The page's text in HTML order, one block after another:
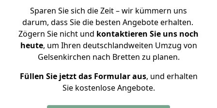
Sparen Sie sich die Zeit – wir kümmern uns
darum, dass Sie die besten Angebote erhalten.
Zögern Sie nicht und kontaktieren Sie uns noch
heute, um Ihren deutschlandweiten Umzug von
Gelsenkirchen nach Bretten zu planen.
Füllen Sie jetzt das Formular aus, und erhalten
Sie kostenlose Angebote.